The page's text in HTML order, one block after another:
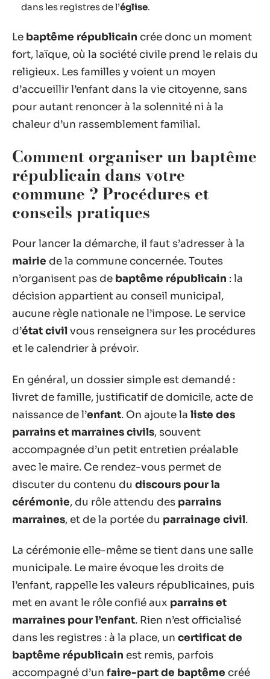
dans les registres de l’église.
Le baptême républicain crée donc un moment
fort, laïque, où la société civile prend le relais du
religieux. Les familles y voient un moyen
d’accueillir l’enfant dans la vie citoyenne, sans
pour autant renoncer à la solennité ni à la
chaleur d’un rassemblement familial.
Comment organiser un baptême
républicain dans votre
commune ? Procédures et
conseils pratiques
Pour lancer la démarche, il faut s’adresser à la
mairie de la commune concernée. Toutes
n’organisent pas de baptême républicain : la
décision appartient au conseil municipal,
aucune règle nationale ne l’impose. Le service
d’état civilvous renseignera sur les procédures
et le calendrier à prévoir.
En général, un dossier simple est demandé :
livret de famille, justificatif de domicile, acte de
naissance de l’enfant. On ajoute la liste des
parrains et marraines civils, souvent
accompagnée d’un petit entretien préalable
avec le maire. Ce rendez-vous permet de
discuter du contenu du discours pour la
cérémonie, du rôle attendu des parrains
marraines, et de la portée du parrainage civil.
La cérémonie elle-même se tient dans une salle
municipale. Le maire évoque les droits de
l’enfant, rappelle les valeurs républicaines, puis
met en avant le rôle confié aux parrains et
marraines pour l’enfant. Rien n’est officialisé
dans les registres : à la place, un certificat de
baptême républicain est remis, parfois
accompagné d’un faire-part de baptême créé